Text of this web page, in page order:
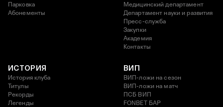
Парковка
Абонементы
Медицинский департамент
Департамент науки и развития
Пресс-служба
Закупки
Академия
Контакты
ИСТОРИЯ
История клуба
Титулы
Рекорды
Легенды
ВИП
ВИП-ложи на сезон
ВИП-ложи на матч
ПСБ ВИП
FONBET БАР